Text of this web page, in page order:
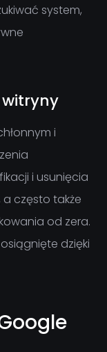
system,
i
i usunięcia
często także
od zera.
dzięki